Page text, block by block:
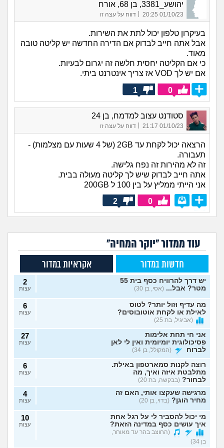
יהושע_3381, בן 68, אורח
01/10/23 20:25 דווח על עצה זו
בעיקרון טלפון יכול לתת את השירות.
אבל אתה חייב לבדוק אם הדירה החדשה יש קליטה טובה
מאוד.
כי אם הקליטה יחסית חלשה זה יגרום לבעיות.
אם יש לך VOD אז צריך אינטרנט ביתי.
0
1
סטודנט עצוב למדמח, בן 24
01/10/23 21:17
| דווח על עצה זו
הרצאה יכול לקחת עד 2GB (של 4 שעות עם מצלמות) -
תעבורה.
זה לא מהירות זה נפח גלישה.
אתה חייב לבדוק שיש לך קליטה מעולה בבית.
אני הייתי ממליץ על בין 100 ל 200GB
0
2
עוד ממדור "יוקר המחיה"
חדשות במדור אקראיות במדור
יש דרך להרוויח כסף בית 55
מטר? אבל... (אסי, בן 30)
2
עצות
מה עדיף וזול יותר? לטוס
לאילת או לקחת אוטובוסים?
(אביגיל, בת 25)
6
עצות
אני חי תחת אלימות
פסיכולוגית יומיומית ואין לי לאן
לברוח
(המקולל, בן 34)
27
עצות
רוצה לקנות סמארטפון באילת.
מתלבטת איזה ואיך, מה
לבחור? (בבקשה, בת 20)
6
עצות
מרגישה שעקצו אותי, האם זה
מחיר הוגן? (בדוי, בן 20)
4
עצות
מי יכול להסביר לי על רגל אחת
איך עושים כסף במדינה הזאת?
(החוצב בהר עד מאוחר,
בן 34)
10
עצות